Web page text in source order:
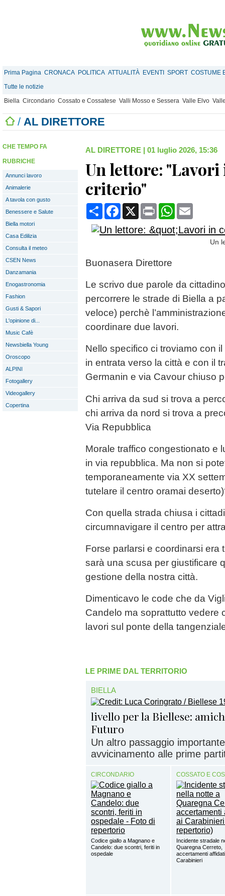
Prima Pagina CRONACA POLITICA ATTUALITÀ EVENTI SPORT COSTUME
Tutte le notizie
Biella Circondario Cossato e Cossatese Valli Mosso e Sessera Valle Elvo
/ AL DIRETTORE
CHE TEMPO FA
RUBRICHE
Annunci lavoro
Animalerie
A tavola con gusto
Benessere e Salute
Biella motori
Casa Edilizia
Consulta il meteo
CSEN News
Danzamania
Enogastronomia
Fashion
Gusti & Sapori
L'opinione di...
Music Cafè
Newsbiella Young
Oroscopo
ALPINI
Fotogallery
Videogallery
Copertina
AL DIRETTORE | 01 luglio 2026, 15:36
Un lettore: "Lavori
criterio"
CondividiFacebook
X Print WhatsApp
Un
Buonasera Direttore
Le scrivo due parole da
percorrere le strade di Biella a
veloce) perchè
coordinare due lavori.
Nello specifico ci troviamo con
in entrata verso la città e con il
Germanin e via Cavour chiuso
Chi arriva da sud si trova a
chi arriva da nord si trova a
Via Repubblica
Morale traffico congestionato e
in via repubblica. Ma non si
temporaneamente via XX
tutelare il centro oramai
Con quella strada chiusa i
circumnavigare il centro per
Forse parlarsi e coordinarsi era
sarà una scusa per giustificare
gestione della nostra città.
Dimenticavo le code che da
Candelo ma soprattutto vedere
lavori sul ponte della
LE PRIME DAL TERRITORIO
BIELLA
livello per la Biellese:
Futuro
Un altro passaggio
avvicinamento alle prime
CIRCONDARIO
Codice giallo a Magnano e
Candelo: due scontri, feriti in
ospedale
COSSATO E
Incidente stradale
Quaregna Cerreto,
accertamenti
Carabinieri